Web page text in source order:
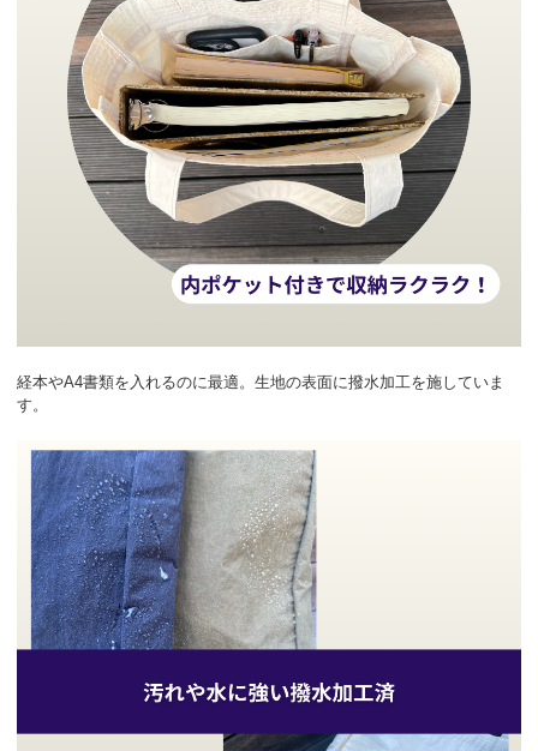
経本やA4書類を入れるのに最適。生地の表面に撥水加工を施していま
す。